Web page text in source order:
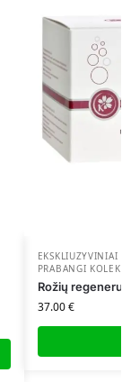
EKSKLIUZYVINIAI
PRABANGI
Rožių
37.00€